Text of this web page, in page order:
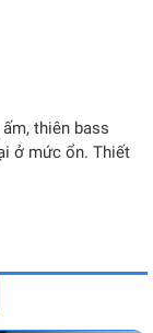
thiên bass
ở mức ổn. Thiết